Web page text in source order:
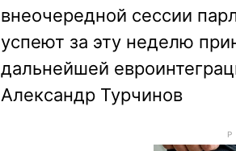
внеочередной сессии
успеют за эту неделю
дальнейшей
Александр Турчинов